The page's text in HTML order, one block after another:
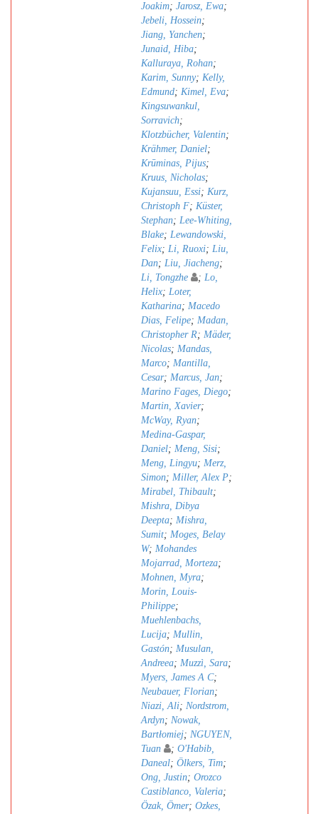
Joakim; Jarosz, Ewa;
Jebeli, Hossein;
Jiang, Yanchen;
Junaid, Hiba;
Kalluraya, Rohan;
Karim, Sunny; Kelly,
Edmund; Kimel, Eva;
Kingsuwankul,
Sorravich;
Klotzbücher, Valentin;
Krähmer, Daniel;
Krūminas, Pijus;
Kruus, Nicholas;
Kujansuu, Essi; Kurz,
Christoph F; Küster,
Stephan; Lee-Whiting,
Blake; Lewandowski,
Felix; Li, Ruoxi; Liu,
Dan; Liu, Jiacheng;
Li, Tongzhe
; Lo,
Helix; Loter,
Katharina; Macedo
Dias, Felipe; Madan,
Christopher R; Mäder,
Nicolas; Mandas,
Marco; Mantilla,
Cesar; Marcus, Jan;
Marino Fages, Diego;
Martin, Xavier;
McWay, Ryan;
Medina-Gaspar,
Daniel; Meng, Sisi;
Meng, Lingyu; Merz,
Simon; Miller, Alex P;
Mirabel, Thibault;
Mishra, Dibya
Deepta; Mishra,
Sumit; Moges, Belay
W; Mohandes
Mojarrad, Morteza;
Mohnen, Myra;
Morin, Louis-
Philippe;
Muehlenbachs,
Lucija; Mullin,
Gastón; Musulan,
Andreea; Muzzì, Sara;
Myers, James A C;
Neubauer, Florian;
Niazi, Ali; Nordstrom,
Ardyn; Nowak,
Bartłomiej; NGUYEN,
Tuan
; O'Habib,
Daneal; Ölkers, Tim;
Ong, Justin; Orozco
Castiblanco, Valeria;
Özak, Ömer; Ozkes,